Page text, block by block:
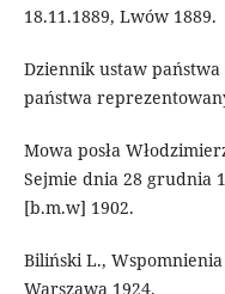
18.11.1889, Lwów 1889.
Dziennik ustaw
państwa
Mowa posła
Sejmie dnia 28 grudnia
[b.m.w] 1902.
Biliński L.,
Warszawa 1924.